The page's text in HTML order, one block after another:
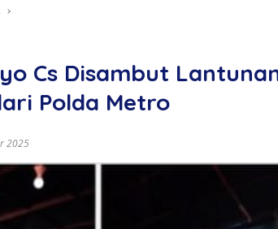
Cs Disambut
Polda Metro
2025